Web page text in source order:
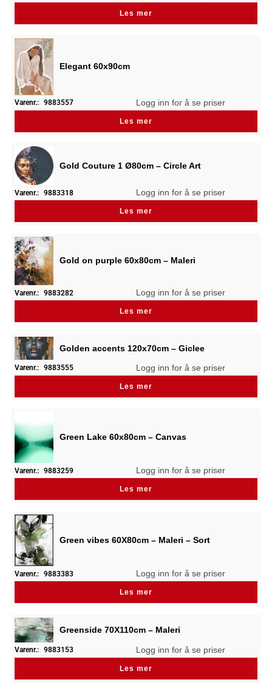
Les mer
Elegant 60x90cm
Varenr.: 9883557 Logg inn for å se priser
Les mer
Gold Couture 1 Ø80cm – Circle Art
Varenr.: 9883318 Logg inn for å se priser
Les mer
Gold on purple 60x80cm – Maleri
Varenr.: 9883282 Logg inn for å se priser
Les mer
Golden accents 120x70cm – Giclee
Varenr.: 9883555 Logg inn for å se priser
Les mer
Green Lake 60x80cm – Canvas
Varenr.: 9883259 Logg inn for å se priser
Les mer
Green vibes 60X80cm – Maleri – Sort
Varenr.: 9883383 Logg inn for å se priser
Les mer
Greenside 70X110cm – Maleri
Varenr.: 9883153 Logg inn for å se priser
Les mer